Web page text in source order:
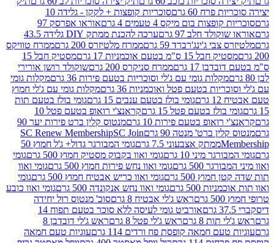
פרח 60 גרם
סוכריות קופצות + לקקן - גלידה 10
בום מיקס 4 טעמים 4 גרם
אוראו אפרסק 97
חלב 97 גרם
ערכה להכנת ממתק DIY גלידה 43.5
ג'ינג'רברד 59 גרם
ממרח מלטיזרס 200 גרם
ממרח טוויקס
15 ס"מ בטעם אוכמניות 17 גרם
מסטיק חבל 15
17 גרם
ממרח סניקרס 200 גרם
שוקולד רושן אורירי
מקלות גומי עם ג'לי וסוכריות בטעם פירות 36 גרם
מקלות גומי
בטעם פטל ואוכמניות 36 גרם
מקלות גומי עם ג'לי חמוץ
גומי בולז בטעם ענבים 15 גרם
גומי בולז בטעם תות
בולז בטעם פטל 15 גרם
קראנצ'י רואופ בטעם פטל 10
בטעם פירות 10 גרם
מנטוס קלין ברט פירות יער 90
ברט' מנטה 90 גרם
SC Renew MembershipSC Join
ממתק אצבעוני 7.5 גרם
גומי המבורגר גדול+ ג'ל חמוץ 50
מיני 10 גרם
גומי ואוו בקבוק מסטיק חמוץ 500 גרם
גומי
500 גרם
גומי ואוו נחש פירות חמוץ 500 גרם
גומי ואוו
500 גרם
גומי ואוו כריש אבטיח חמוץ 500 גרם
גומי
500 גרם
גומי ואוו נחש אנקונדה 500 גרם
גומי ואוו כובע
ראש ג'לי אבטיח 8 גרם
סוכ' מנטוס רול יחידה
אורביט גומי לעיסה ללא סוכר בטעם תפוח 14
8 גרם
ראש ג'לי פטל 8 גרם
ראש ג'לי דובדבן 8
חמאה קופסת פח ורדים 114 גרם
עוגיות טעם חמאה